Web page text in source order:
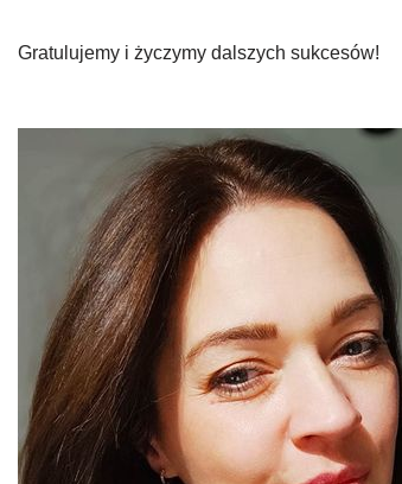
Gratulujemy i życzymy dalszych sukcesów!